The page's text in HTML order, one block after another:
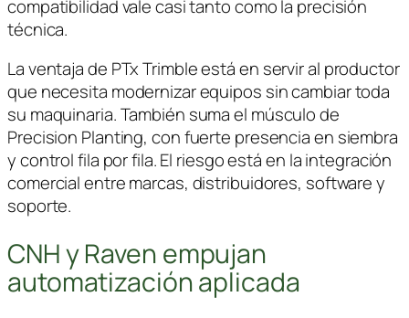
compatibilidad vale casi tanto como la precisión
técnica.
La ventaja de PTx Trimbleestá en servir al productor
que necesita modernizar equipos sin cambiar toda
su maquinaria. También suma el músculo de
Precision Planting, con fuerte presencia en siembra
y control fila por fila. El riesgo está en la integración
comercial entre marcas, distribuidores, software y
soporte.
CNH y Raven empujan
automatización aplicada